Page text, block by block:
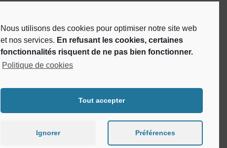
Nous utilisons des cookies pour optimiser notre site web
et nos services. En refusant les cookies, certaines
fonctionnalités risquent de ne pas bien fonctionner.
Politique de cookies
Tout accepter
Ignorer Préférences